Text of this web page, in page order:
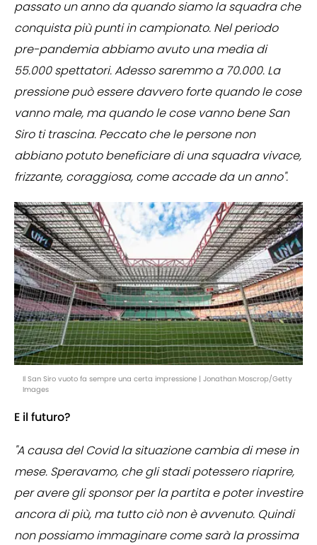
passato un anno da quando siamo la squadra che
conquista più punti in campionato. Nel periodo
pre-pandemia abbiamo avuto una media di
55.000 spettatori. Adesso saremmo a 70.000. La
pressione può essere davvero forte quando le cose
vanno male, ma quando le cose vanno bene San
Siro ti trascina. Peccato che le persone non
abbiano potuto beneficiare di una squadra vivace,
frizzante, coraggiosa, come accade da un anno".
Il San Siro vuoto fa sempre una certa impressione | Jonathan Moscrop/Getty
Images
E il futuro?
"A causa del Covid la situazione cambia di mese in
mese. Speravamo, che gli stadi potessero riaprire,
per avere gli sponsor per la partita e poter investire
ancora di più, ma tutto ciò non è avvenuto. Quindi
non possiamo immaginare come sarà la prossima